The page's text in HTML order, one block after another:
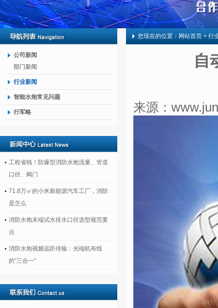
公司新闻
部门新闻
行业新闻
智能水炮常见问题
行军略
工程省钱！防爆型消防水炮流量、管道
口径、阀门
71.8万㎡的小米新能源汽车工厂，消防
是怎么
消防水炮末端试水排水口径选型规范要
点
消防水炮视频远距传输：光端机布线
的“三合一”
您现在的位置： 网站首页 > 行
自
来源：